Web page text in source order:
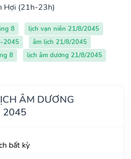
Hợi (21h-23h)
8
lịch vạn niên 21/8/2045
2045
âm lịch 21/8/2045
8
lịch âm dương 21/8/2045
ÂM DƯƠNG
2045
bất kỳ